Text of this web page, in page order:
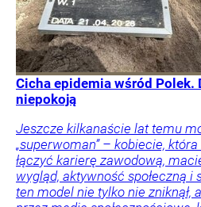
Cicha epidemia wśród Polek.
niepokoją
Jeszcze kilkanaście lat temu
„superwoman” – kobiecie,
łączyć karierę zawodową,
wygląd, aktywność społeczną
ten model nie tylko nie zniknął,